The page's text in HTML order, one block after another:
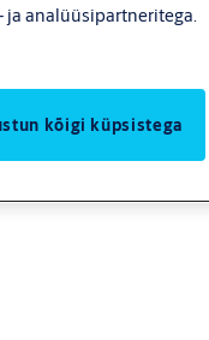
ja analüüsipartneritega.
kõigi küpsistega